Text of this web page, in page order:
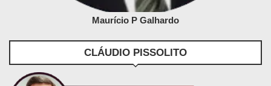
Maurício P Galhardo
CLÁUDIO PISSOLITO